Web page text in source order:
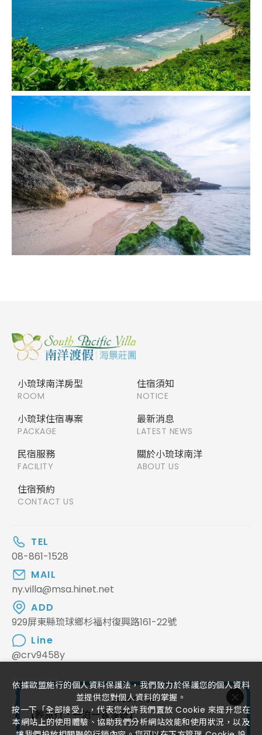
小琉球南洋房型
ROOM
住宿須知
NOTICE
小琉球住宿專案
PACKAGE
最新消息
LATEST NEWS
民宿服務
FACILITY
關於小琉球南洋
ABOUT US
住宿預約
CONTACT US
TEL
08-861-1528
MAIL
ny.villa@msa.hinet.net
ADD
929屏東縣琉球鄉杉福村復興路161-22號
Line
@crv9458y
FOLLOW US
2026.04.06
【輕旅行．一泊一食漫遊】
依據歐盟施行的個人資料保護法，我們致力於保護您的個人資料
並提供您對個人資料的掌握。
按一下「全部接受」，代表您允許我們置放 Cookie 來提升您在
本網站上的使用體驗、協助我們分析網站效能和使用狀況，以及